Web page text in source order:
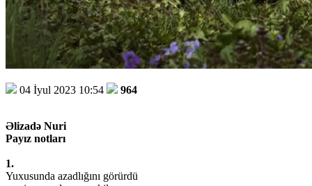
04 İyul 2023 10:54 964
Əlizadə Nuri
Payız notları
1.
Yuxusunda azadlığını görürdü